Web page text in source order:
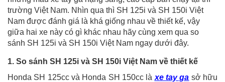
trường Việt Nam. Nhìn qua thì SH 125i và SH 150i Việt
Nam được đánh giá là khá giống nhau về thiết kế, vậy
giữa hai xe này có gì khác nhau hãy cùng xem qua so
sánh SH 125i và SH 150i Việt Nam ngay dưới đây.
1. So sánh SH 125i và SH 150i Việt Nam về thiết kế
Honda SH 125cc và Honda SH 150cc là xe tay ga sở hữu